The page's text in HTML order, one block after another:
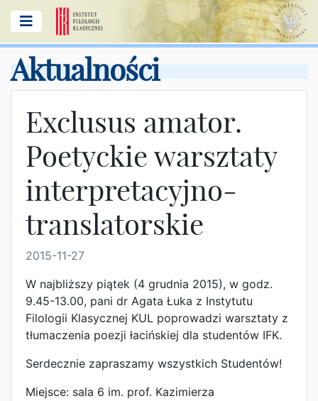
Aktualności
Exclusus amator.
Poetyckie warsztaty
interpretacyjno-
translatorskie
2015-11-27
W najbliższy piątek (4 grudnia 2015), w godz.
9.45-13.00, pani dr Agata Łuka z Instytutu
Filologii Klasycznej KUL poprowadzi warsztaty z
tłumaczenia poezji łacińskiej dla studentów IFK.
Serdecznie zapraszamy wszystkich Studentów!
Miejsce: sala 6 im. prof. Kazimierza